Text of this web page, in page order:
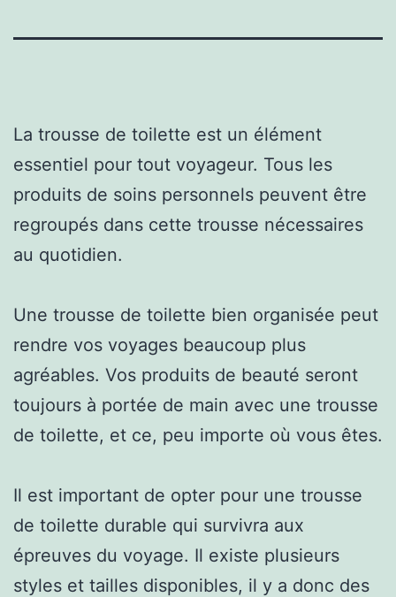
La trousse de toilette est un élément
essentiel pour tout voyageur. Tous les
produits de soins personnels peuvent être
regroupés dans cette trousse nécessaires
au quotidien.
Une trousse de toilette bien organisée peut
rendre vos voyages beaucoup plus
agréables. Vos produits de beauté seront
toujours à portée de main avec une trousse
de toilette, et ce, peu importe où vous êtes.
Il est important de opter pour une trousse
de toilette durable qui survivra aux
épreuves du voyage. Il existe plusieurs
styles et tailles disponibles, il y a donc des